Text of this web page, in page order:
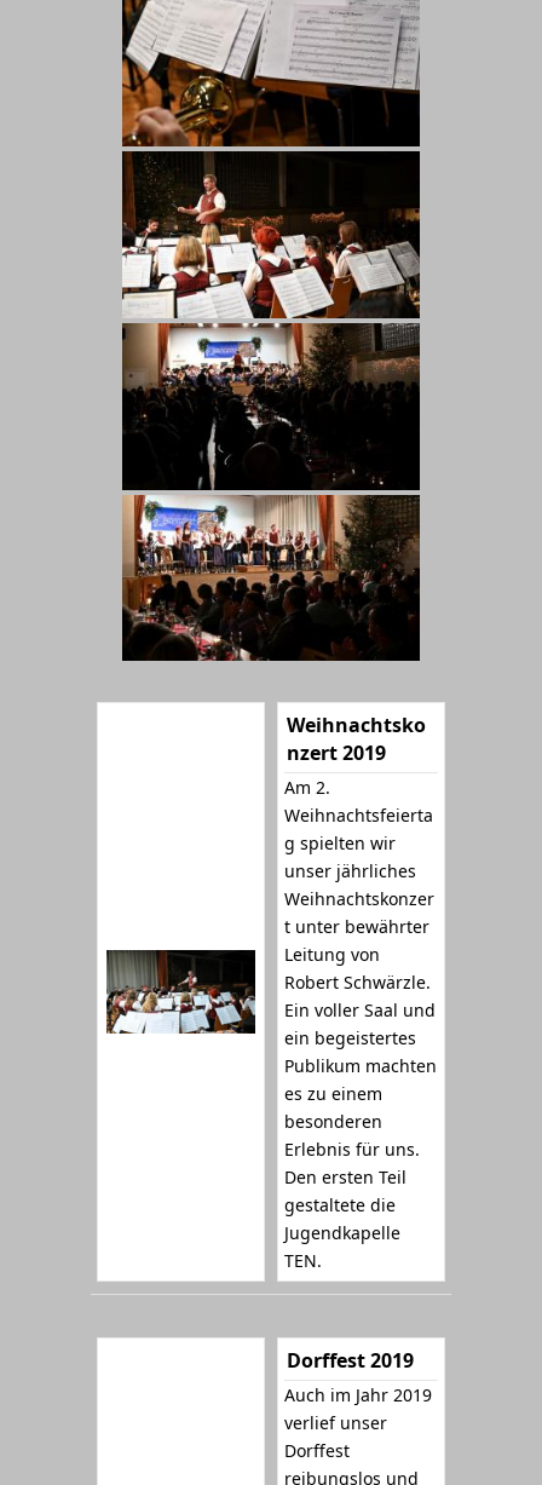
Weihnachtsko
nzert 2019
Am 2.
Weihnachtsfeierta
g spielten wir
unser jährliches
Weihnachtskonzer
t unter bewährter
Leitung von
Robert Schwärzle.
Ein voller Saal und
ein begeistertes
Publikum machten
es zu einem
besonderen
Erlebnis für uns.
Den ersten Teil
gestaltete die
Jugendkapelle
TEN.
Dorffest 2019
Auch im Jahr 2019
verlief unser
Dorffest
reibungslos und